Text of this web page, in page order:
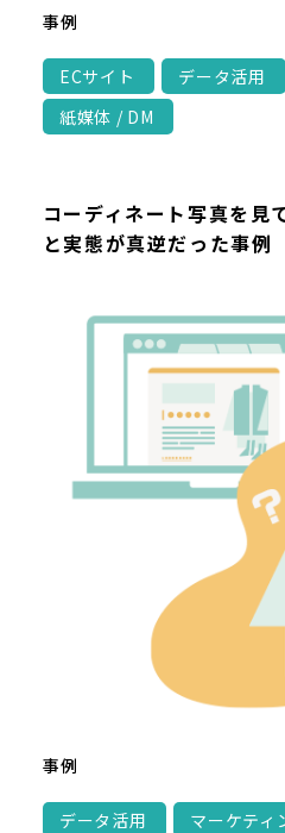
事例
ECサイト データ活用
紙媒体 / DM
コーディネート写真を
と実態が真逆だった事例
事例
データ活用 マーケティ